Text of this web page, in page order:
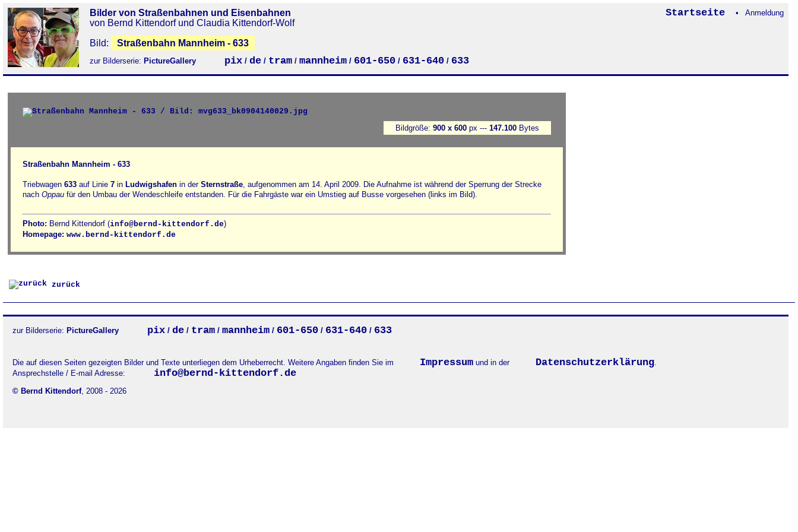
Bilder von Straßenbahnen und Eisenbahnen
von Bernd Kittendorf und Claudia Kittendorf-Wolf
Bild:
Straßenbahn Mannheim - 633
Startseite • Anmeldung
zur Bilderserie: PictureGallery pix / de / tram / mannheim / 601-650 / 631-640 / 633
Bildgröße: 900 x 600 px --- 147.100 Bytes
Straßenbahn Mannheim - 633
Triebwagen 633 auf Linie 7 in Ludwigshafen in der Sternstraße, aufgenommen am 14. April 2009. Die Aufnahme ist während der Sperrung der Strecke
nach Oppau für den Umbau der Wendeschleife entstanden. Für die Fahrgäste war ein Umstieg auf Busse vorgesehen (links im Bild).
Photo: Bernd Kittendorf (info@bernd-kittendorf.de)
Homepage: www.bernd-kittendorf.de
zurück
zur Bilderserie: PictureGallery pix / de / tram / mannheim / 601-650 / 631-640 / 633
Die auf diesen Seiten gezeigten Bilder und Texte unterliegen dem Urheberrecht. Weitere Angaben finden Sie im Impressum und in der Datenschutzerklärung.
Ansprechstelle / E-mail Adresse:
info@bernd-kittendorf.de
© Bernd Kittendorf, 2008 - 2026